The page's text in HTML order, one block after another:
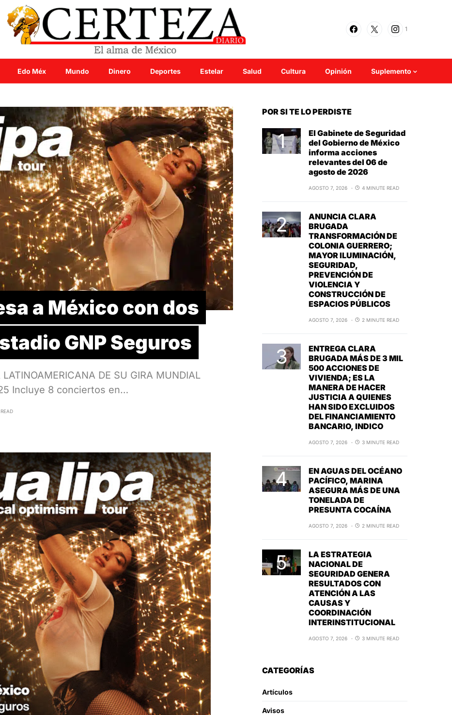
1
Edo Méx Mundo Dinero Deportes Estelar Salud Cultura Opinión Suplemento
a México con dos
GNP Seguros
DE SU GIRA MUNDIAL
Incluye 8 conciertos en…
POR SI TE LO PERDISTE
El Gabinete de Seguridad
del Gobierno de México
informa acciones
relevantes del 06 de
agosto de 2026
AGOSTO 7, 2026 4 MINUTE READ
ANUNCIA CLARA
BRUGADA
TRANSFORMACIÓN DE
COLONIA GUERRERO;
MAYOR ILUMINACIÓN,
SEGURIDAD,
PREVENCIÓN DE
VIOLENCIA Y
CONSTRUCCIÓN DE
ESPACIOS PÚBLICOS
AGOSTO 7, 2026 2 MINUTE READ
ENTREGA CLARA
BRUGADA MÁS DE 3 MIL
500 ACCIONES DE
VIVIENDA; ES LA
MANERA DE HACER
JUSTICIA A QUIENES
HAN SIDO EXCLUIDOS
DEL FINANCIAMIENTO
BANCARIO, INDICO
AGOSTO 7, 2026 3 MINUTE READ
EN AGUAS DEL OCÉANO
PACÍFICO, MARINA
ASEGURA MÁS DE UNA
TONELADA DE
PRESUNTA COCAÍNA
AGOSTO 7, 2026 2 MINUTE READ
LA ESTRATEGIA
NACIONAL DE
SEGURIDAD GENERA
RESULTADOS CON
ATENCIÓN A LAS
CAUSAS Y
COORDINACIÓN
INTERINSTITUCIONAL
AGOSTO 7, 2026 3 MINUTE READ
CATEGORÍAS
Artículos
Avisos